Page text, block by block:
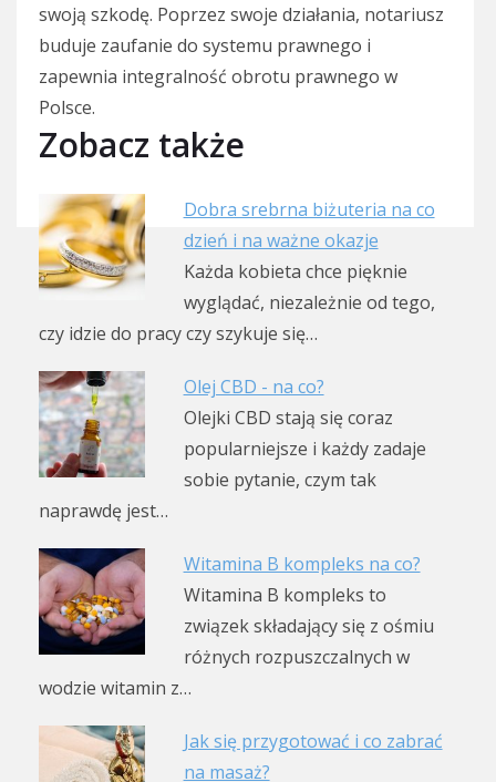
swoją szkodę. Poprzez swoje działania, notariusz
buduje zaufanie do systemu prawnego i
zapewnia integralność obrotu prawnego w
Polsce.
Zobacz także
Dobra srebrna biżuteria na co
dzień i na ważne okazje
Każda kobieta chce pięknie
wyglądać, niezależnie od tego,
czy idzie do pracy czy szykuje się…
Olej CBD - na co?
Olejki CBD stają się coraz
popularniejsze i każdy zadaje
sobie pytanie, czym tak
naprawdę jest…
Witamina B kompleks na co?
Witamina B kompleks to
związek składający się z ośmiu
różnych rozpuszczalnych w
wodzie witamin z…
Jak się przygotować i co zabrać
na masaż?